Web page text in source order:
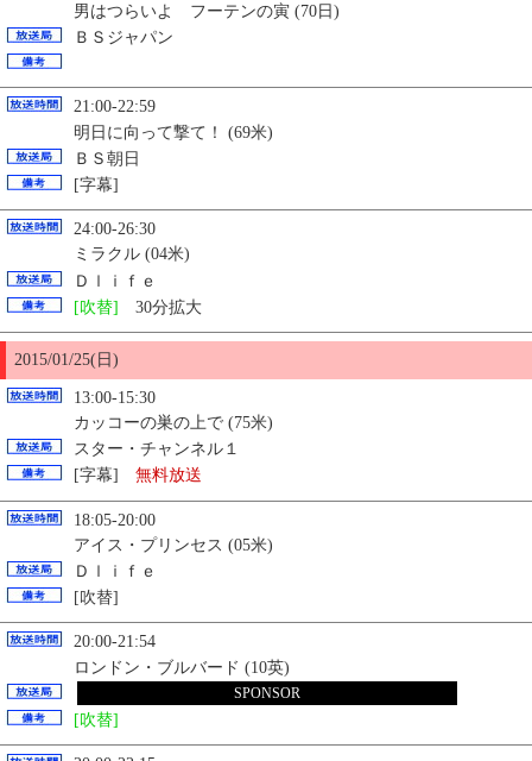
男はつらいよ フーテンの寅 (70日)
ＢＳジャパン
21:00-22:59
明日に向って撃て！ (69米)
ＢＳ朝日
[字幕]
24:00-26:30
ミラクル (04米)
Ｄｌｉｆｅ
[吹替] 30分拡大
2015/01/25(日)
13:00-15:30
カッコーの巣の上で (75米)
スター・チャンネル１
[字幕] 無料放送
18:05-20:00
アイス・プリンセス (05米)
Ｄｌｉｆｅ
[吹替]
20:00-21:54
ロンドン・ブルバード (10英)
[吹替]
SPONSOR